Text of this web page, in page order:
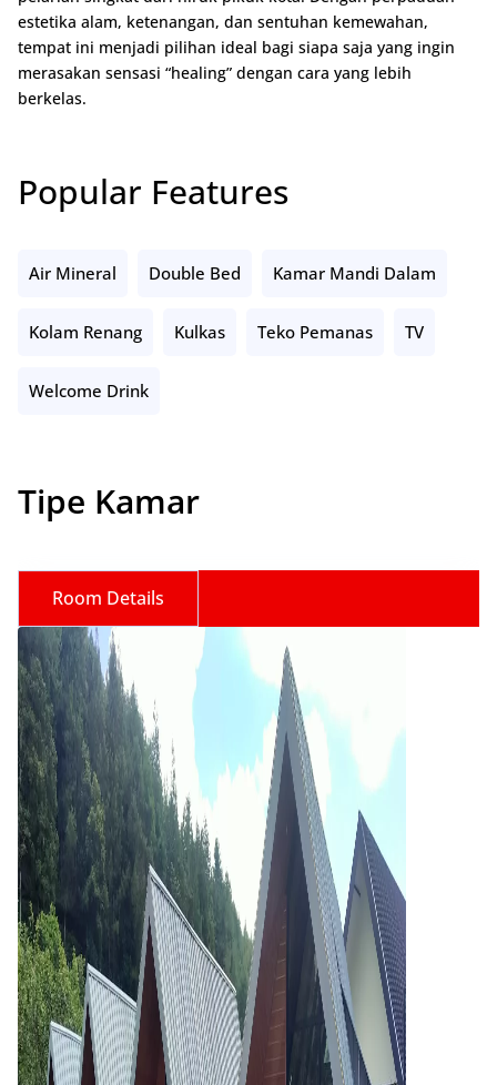
estetika alam, ketenangan, dan sentuhan kemewahan,
tempat ini menjadi pilihan ideal bagi siapa saja yang ingin
merasakan sensasi “healing” dengan cara yang lebih
berkelas.
Popular Features
Air Mineral Double Bed Kamar Mandi Dalam
Kolam Renang Kulkas Teko Pemanas TV
Welcome Drink
Tipe Kamar
Room Details